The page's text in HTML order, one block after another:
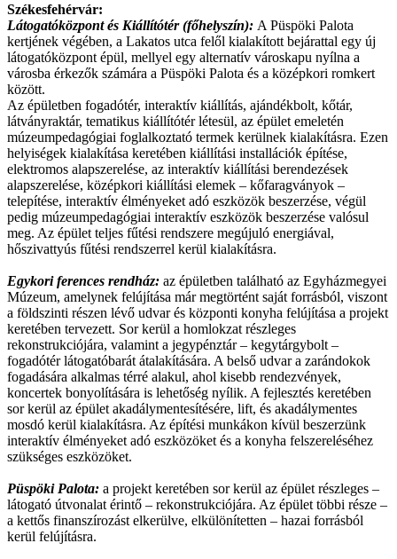
Székesfehérvár:
Látogatóközpont és Kiállítótér (főhelyszín): A Püspöki Palota
kertjének végében, a Lakatos utca felől kialakított bejárattal egy új
látogatóközpont épül, mellyel egy alternatív városkapu nyílna a
városba érkezők számára a Püspöki Palota és a középkori romkert
között.
Az épületben fogadótér, interaktív kiállítás, ajándékbolt, kőtár,
látványraktár, tematikus kiállítótér létesül, az épület emeletén
múzeumpedagógiai foglalkoztató termek kerülnek kialakításra. Ezen
helyiségek kialakítása keretében kiállítási installációk építése,
elektromos alapszerelése, az interaktív kiállítási berendezések
alapszerelése, középkori kiállítási elemek – kőfaragványok –
telepítése, interaktív élményeket adó eszközök beszerzése, végül
pedig múzeumpedagógiai interaktív eszközök beszerzése valósul
meg. Az épület teljes fűtési rendszere megújuló energiával,
hőszivattyús fűtési rendszerrel kerül kialakításra.
Egykori ferences rendház: az épületben található az Egyházmegyei
Múzeum, amelynek felújítása már megtörtént saját forrásból, viszont
a földszinti részen lévő udvar és központi konyha felújítása a projekt
keretében tervezett. Sor kerül a homlokzat részleges
rekonstrukciójára, valamint a jegypénztár – kegytárgybolt –
fogadótér látogatóbarát átalakítására. A belső udvar a zarándokok
fogadására alkalmas térré alakul, ahol kisebb rendezvények,
koncertek bonyolítására is lehetőség nyílik. A fejlesztés keretében
sor kerül az épület akadálymentesítésére, lift, és akadálymentes
mosdó kerül kialakításra. Az építési munkákon kívül beszerzünk
interaktív élményeket adó eszközöket és a konyha felszereléséhez
szükséges eszközöket.
Püspöki Palota: a projekt keretében sor kerül az épület részleges –
látogató útvonalat érintő – rekonstrukciójára. Az épület többi része –
a kettős finanszírozást elkerülve, elkülönítetten – hazai forrásból
kerül felújításra.